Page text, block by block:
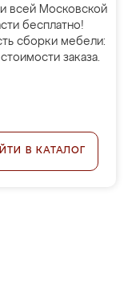
и всей Московской
бесплатно!
сборки мебели:
заказа.
В КАТАЛОГ